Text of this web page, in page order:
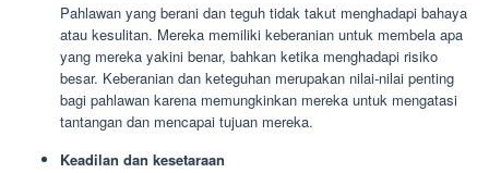
Pahlawan yang berani dan teguh tidak takut menghadapi bahaya
atau kesulitan. Mereka memiliki keberanian untuk membela apa
yang mereka yakini benar, bahkan ketika menghadapi risiko
besar. Keberanian dan keteguhan merupakan nilai-nilai penting
bagi pahlawan karena memungkinkan mereka untuk mengatasi
tantangan dan mencapai tujuan mereka.
Keadilan dan kesetaraan